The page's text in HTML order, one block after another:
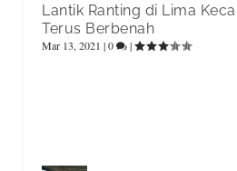
Lantik Ranting di Lima
Terus Berbenah
Mar 13, 2021 |0 |